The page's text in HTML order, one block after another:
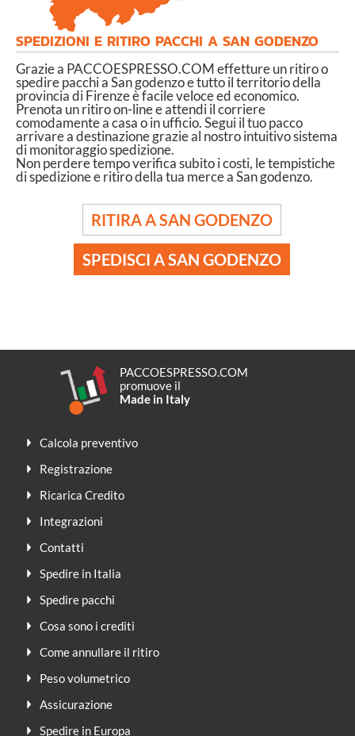
SPEDIZIONI E RITIRO PACCHI A SAN GODENZO
Grazie a PACCOESPRESSO.COM effetture un ritiro o
spedire pacchi a San godenzo e tutto il territorio della
provincia di Firenze è facile veloce ed economico.
Prenota un ritiro on-line e attendi il corriere
comodamente a casa o in ufficio. Segui il tuo pacco
arrivare a destinazione grazie al nostro intuitivo sistema
di monitoraggio spedizione.
Non perdere tempo verifica subito i costi, le tempistiche
di spedizione e ritiro della tua merce a San godenzo.
RITIRA A SAN GODENZO
SPEDISCI A SAN GODENZO
PACCOESPRESSO.COM
promuove il
Made in Italy
Calcola preventivo
Registrazione
Ricarica Credito
Integrazioni
Contatti
Spedire in Italia
Spedire pacchi
Cosa sono i crediti
Come annullare il ritiro
Peso volumetrico
Assicurazione
Spedire in Europa